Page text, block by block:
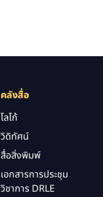
คลังสื่อ
โลโก้
วิดิทัศน์
สื่อสิ่งพิมพ์
เอกสารการประชุม
วิชาการ DRLE